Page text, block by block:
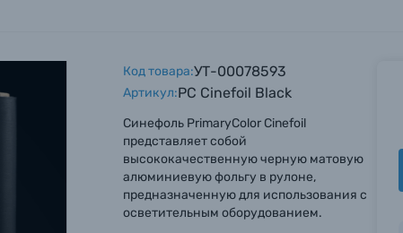
Код товара:УТ-00078593
Артикул:PC Cinefoil Black
Синефоль PrimaryColor Cinefoil
представляет собой
высококачественную черную матовую
алюминиевую фольгу в рулоне,
предназначенную для использования с
осветительным оборудованием.